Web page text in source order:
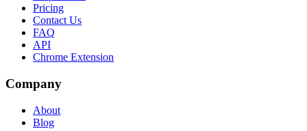
Pricing
Contact Us
FAQ
API
Chrome Extension
Company
About
Blog